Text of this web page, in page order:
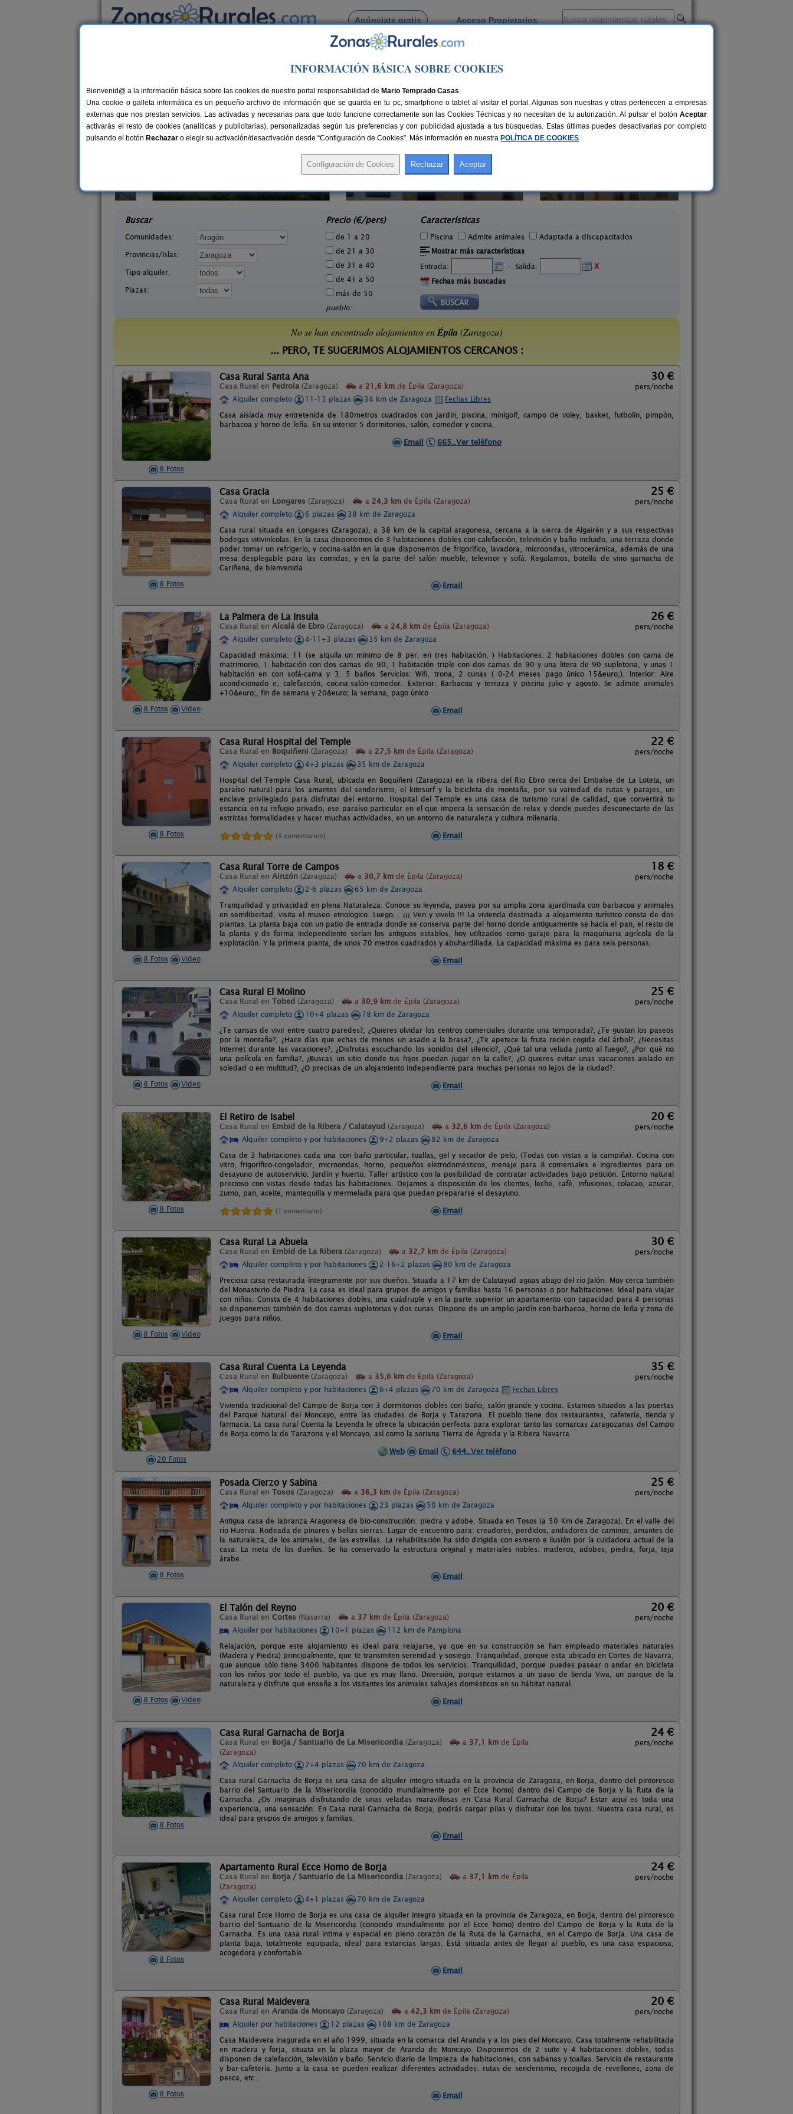
Anúnciate gratis Acceso Propietarios
Busca por pueblo
Casas Rurales cerca de Épila
35 €
Casa Rural Palacete Magaña
Campillo de Aragón
Buscar
Comunidades:
Provincias/Islas:
Tipo alquiler:
Plazas:
Precio (€/pers)
de 1 a 20
de 21 a 30
de 31 a 40
de 41 a 50
más de 50
pueblo:
Características
Piscina Admite animales
Adaptada a discapacitados
Mostrar más características
Entrada:
- Salida:
X
Fechas más buscadas
No se han encontrado alojamientos enÉpila (Zaragoza)
... PERO, TE SUGERIMOS ALOJAMIENTOS CERCANOS :
8 Fotos
Casa Rural Santa Ana
Casa Rural en Pedrola (Zaragoza) a 21,6 km de Épila (Zaragoza)
30 €
pers/noche
Alquiler completo
11-13 plazas 34 km de Zaragoza
Fechas Libres
Casa aislada muy entretenida de 180metros cuadrados con jardín, piscina, minigolf, campo de voley, basket, futbolín, pimpón,
barbacoa y horno de leña. En su interior 5 dormitorios, salón, comedor y cocina.
Email
665..Ver teléfono
8 Fotos
Casa Gracia
Casa Rural en Longares (Zaragoza) a 24,3 km de Épila (Zaragoza)
25 €
pers/noche
Alquiler completo
6 plazas
38 km de Zaragoza
Casa rural situada en Longares (Zaragoza), a 38 km de la capital aragonesa, cercana a la sierra de Algairén y a sus respectivas
bodegas vitivinícolas. En la casa disponemos de 3 habitaciones dobles con calefacción, televisión y baño incluido, una terraza donde
poder tomar un refrigerio, y cocina-salón en la que disponemos de frigorífico, lavadora, microondas, vitrocerámica, además de una
mesa desplegable para las comidas, y en la parte del salón mueble, televisor y sofá. Regalamos, botella de vino garnacha de
Cariñena, de bienvenida
Email
8 Fotos Video
La Palmera de La Insula
Casa Rural en Alcalá de Ebro (Zaragoza) a 24,8 km de Épila (Zaragoza)
26 €
pers/noche
Alquiler completo
4-11+3 plazas
35 km de Zaragoza
Capacidad máxima: 11 (se alquila un mínimo de 8 per. en tres habitación. ) Habitaciones: 2 habitaciones dobles con cama de
matrimonio, 1 habitación con dos camas de 90, 1 habitación triple con dos camas de 90 y una litera de 90 supletoria, y unas 1
habitación en con sofá-cama y 3. 5 baños Servicios: Wifi, trona, 2 cunas ( 0-24 meses pago único 15&euro;). Interior: Aire
acondicionado e, calefacción, cocina-salón-comedor. Exterior: Barbacoa y terraza y piscina julio y agosto. Se admite animales
+10&euro;, fin de semana y 20&euro; la semana, pago único
Email
8 Fotos
Casa Rural Hospital del Temple
Casa Rural en Boquiñeni (Zaragoza) a 27,5 km de Épila (Zaragoza)
22 €
pers/noche
Alquiler completo
4+3 plazas
35 km de Zaragoza
Hospital del Temple Casa Rural, ubicada en Boquiñeni (Zaragoza) en la ribera del Rio Ebro cerca del Embalse de La Loteta, un
paraíso natural para los amantes del senderismo, el kitesurf y la bicicleta de montaña, por su variedad de rutas y parajes, un
enclave privilegiado para disfrutar del entorno. Hospital del Temple es una casa de turismo rural de calidad, que convertirá tu
estancia en tu refugio privado, ese paraíso particular en el que impera la sensación de relax y donde puedes desconectarte de las
estrictas formalidades y hacer muchas actividades, en un entorno de naturaleza y cultura milenaria.
(3 comentarios) Email
8 Fotos Video
Casa Rural Torre de Campos
Casa Rural en Ainzón (Zaragoza) a 30,7 km de Épila (Zaragoza)
18 €
pers/noche
Alquiler completo
2-6 plazas
65 km de Zaragoza
Tranquilidad y privacidad en plena Naturaleza. Conoce su leyenda, pasea por su amplia zona ajardinada con barbacoa y animales
en semilibertad, visita el museo etnologico. Luego... ¡¡¡ Ven y vivelo !!! La vivienda destinada a alojamiento turístico consta de dos
plantas: La planta baja con un patio de entrada donde se conserva parte del horno donde antiguamente se hacia el pan, el resto de
la planta y de forma independiente serían los antiguos establos, hoy utilizados como garaje para la maquinaria agrícola de la
explotación. Y la primera planta, de unos 70 metros cuadrados y abuhardillada. La capacidad máxima es para seis personas.
Email
8 Fotos Video
Casa Rural El Molino
Casa Rural en Tobed (Zaragoza) a 30,9 km de Épila (Zaragoza)
25 €
pers/noche
Alquiler completo
10+4 plazas
78 km de Zaragoza
¿Te cansas de vivir entre cuatro paredes?, ¿Quieres olvidar los centros comerciales durante una temporada?, ¿Te gustan los paseos
por la montaña?, ¿Hace días que echas de menos un asado a la brasa?, ¿Te apetece la fruta recién cogida del árbol?, ¿Necesitas
Internet durante las vacaciones?, ¿Disfrutas escuchando los sonidos del silencio?, ¿Qué tal una velada junto al fuego?, ¿Por qué no
una película en familia?, ¿Buscas un sitio donde tus hijos puedan jugar en la calle?, ¿O quieres evitar unas vacaciones aislado en
soledad o en multitud?, ¿O precisas de un alojamiento independiente para muchas personas no lejos de la ciudad?.
Email
8 Fotos
El Retiro de Isabel
Casa Rural en Embid de la Ribera / Calatayud (Zaragoza) a 32,6 km de Épila (Zaragoza)
20 €
pers/noche
Alquiler completo y por habitaciones
9+2 plazas
82 km de Zaragoza
Casa de 3 habitaciones cada una con baño particular, toallas, gel y secador de pelo, (Todas con vistas a la campiña). Cocina con
vitro, frigorífico-congelador, microondas, horno, pequeños eletrodomésticos, menaje para 8 comensales e ingredientes para un
desayuno de autoservicio. Jardín y huerto. Taller artístico con la posibilidad de contratar actividades bajo petición. Entorno natural
precioso con vistas desde todas las habitaciones. Dejamos a disposición de los clientes, leche, café, infusiones, colacao, azucar,
zumo, pan, aceite, mantequilla y mermelada para que puedan prepararse el desayuno.
(1 comentario) Email
8 Fotos Video
Casa Rural La Abuela
Casa Rural en Embid de La Ribera (Zaragoza) a 32,7 km de Épila (Zaragoza)
30 €
pers/noche
Alquiler completo y por habitaciones
2-16+2 plazas
80 km de Zaragoza
Preciosa casa restaurada íntegramente por sus dueños. Situada a 17 km de Calatayud aguas abajo del río Jalón. Muy cerca también
del Monasterio de Piedra. La casa es ideal para grupos de amigos y familias hasta 16 personas o por habitaciones. Ideal para viajar
con niños. Consta de 4 habitaciones dobles, una cuádruple y en la parte superior un apartamento con capacidad para 4 personas
se disponemos también de dos camas supletorias y dos cunas. Dispone de un amplio jardín con barbacoa, horno de leña y zona de
juegos para niños.
Email
20 Fotos
Casa Rural Cuenta La Leyenda
Casa Rural en Bulbuente (Zaragoza) a 35,6 km de Épila (Zaragoza)
35 €
pers/noche
Alquiler completo y por habitaciones
6+4 plazas 70 km de Zaragoza
Fechas Libres
Vivienda tradicional del Campo de Borja con 3 dormitorios dobles con baño, salón grande y cocina. Estamos situados a las puertas
del Parque Natural del Moncayo, entre las ciudades de Borja y Tarazona. El pueblo tiene dos restaurantes, cafetería, tienda y
farmacia. La casa rural Cuenta la Leyenda le ofrece la ubicación perfecta para explorar tanto las comarcas zaragozanas del Campo
de Borja como la de Tarazona y el Moncayo, así como la soriana Tierra de Ágreda y la Ribera Navarra.
Web
Email 644..Ver teléfono
8 Fotos
Posada Cierzo y Sabina
Casa Rural en Tosos (Zaragoza) a 36,3 km de Épila (Zaragoza)
25 €
pers/noche
Alquiler completo y por habitaciones
23 plazas
50 km de Zaragoza
Antigua casa de labranza Aragonesa de bio-construcción: piedra y adobe. Situada en Tosos (a 50 Km de Zaragoza). En el valle del
río Huerva. Rodeada de pinares y bellas sierras. Lugar de encuentro para: creadores, perdidos, andadores de caminos, amantes de
la naturaleza, de los animales, de las estrellas. La rehabilitación ha sido dirigida con esmero e ilusión por la cuidadora actual de la
casa: La nieta de los dueños. Se ha conservado la estructura original y materiales nobles: maderos, adobes, piedra, forja, teja
árabe.
Email
8 Fotos Video
El Talón del Reyno
Casa Rural en Cortes (Navarra) a 37 km de Épila (Zaragoza)
20 €
pers/noche
Alquiler por habitaciones
10+1 plazas
112 km de Pamplona
Relajación, porque este alojamiento es ideal para relajarse, ya que en su construcción se han empleado materiales naturales
(Madera y Piedra) principalmente, que te transmiten serenidad y sosiego. Tranquilidad, porque esta ubicado en Cortes de Navarra,
que aunque sólo tiene 3400 habitantes dispone de todos los servicios. Tranquilidad, porque puedes pasear o andar en bicicleta
con los niños por todo el pueblo, ya que es muy llano. Diversión, porque estamos a un paso de Senda Viva, un parque de la
naturaleza y disfrute que enseña a los visitantes los animales salvajes domésticos en su hábitat natural.
Email
8 Fotos
Casa Rural Garnacha de Borja
Casa Rural en Borja / Santuario de La Misericordia (Zaragoza) a 37,1 km de Épila
(Zaragoza)
24 €
pers/noche
Alquiler completo 7+4 plazas
70 km de Zaragoza
Casa rural Garnacha de Borja es una casa de alquiler integro situada en la provincia de Zaragoza, en Borja, dentro del pintoresco
barrio del Santuario de la Misericordia (conocido mundialmente por el Ecce homo) dentro del Campo de Borja y la Ruta de la
Garnacha. ¿Os imaginais disfrutando de unas veladas maravillosas en Casa Rural Garnacha de Borja? Estar aquí es toda una
experiencia, una sensación. En Casa rural Garnacha de Borja, podrás cargar pilas y disfrutar con los tuyos. Nuestra casa rural, es
ideal para grupos de amigos y familias.
Email
8 Fotos
Apartamento Rural Ecce Homo de Borja
Casa Rural en Borja / Santuario de La Misericordia (Zaragoza) a 37,1 km de Épila
(Zaragoza)
24 €
pers/noche
Alquiler completo 4+1 plazas
70 km de Zaragoza
Casa rural Ecce Homo de Borja es una casa de alquiler integro situada en la provincia de Zaragoza, en Borja, dentro del pintoresco
barrio del Santuario de la Misericordia (conocido mundialmente por el Ecce homo) dentro del Campo de Borja y la Ruta de la
Garnacha. Es una casa rural intima y especial en pleno corazón de la Ruta de la Garnacha, en el Campo de Borja. Una casa de
planta baja, totalmente equipada, ideal para estancias largas. Está situada antes de llegar al pueblo, es una casa espaciosa,
acogedora y confortable.
Email
8 Fotos
Casa Rural Maidevera
Casa Rural en Aranda de Moncayo (Zaragoza) a 42,3 km de Épila (Zaragoza)
20 €
pers/noche
Alquiler por habitaciones
12 plazas
108 km de Zaragoza
Casa Maidevera inagurada en el año 1999, situada en la comarca del Aranda y a los pies del Moncayo. Casa totalmente rehabilitada
en madera y forja, situata en la plaza mayor de Aranda de Moncayo. Disponemos de 2 suite y 4 habitaciones dobles, todas
disponen de calefacción, televisión y baño. Servicio diario de limpieza de habitaciones, con sabanas y toallas. Servicio de restaurante
y bar-cafetería. Junto a la casa se pueden realizar diferentes actividades: rutas de senderismo, recogida de revellones, zona de
pesca, etc..
Email
INFORMACIÓN BÁSICA SOBRE COOKIES
Bienvenid@ a la información básica sobre las cookies de nuestro portal responsabilidad de Mario Temprado Casas.
Una cookie o galleta informática es un pequeño archivo de información que se guarda en tu pc, smartphone o tablet al visitar el portal. Algunas son nuestras y otras pertenecen a empresas
externas que nos prestan servicios. Las activadas y necesarias para que todo funcione correctamente son las Cookies Técnicas y no necesitan de tu autorización. Al pulsar el botón Aceptar
activarás el resto de cookies (analíticas y publicitarias), personalizadas según tus preferencias y con publicidad ajustada a tus búsquedas. Estas últimas puedes desactivarlas por completo
pulsando el botón Rechazar o elegir su activación/desactivación desde “Configuración de Cookies”. Más información en nuestra POLÍTICA DE COOKIES.